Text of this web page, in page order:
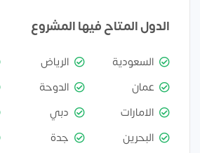
الدول المتاح فيها المشروع
السعودية الرياض
عمان
الدوحة
الامارات
دبي
البحرين
جدة